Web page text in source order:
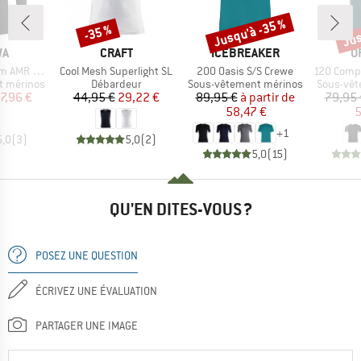
Zip Tee
mérinos
réduit
€
(3)
MARQUE
CRAFT
Article
Cool Mesh Superlight SL
Product group
Débardeur
Prix
44,95 €Prix réduit
29,22 €
5,0(2)
Remise
-35 %
MARQUE
ICEBREAKER
Article
200 Oasis S/S Crewe
Product group
Sous-vêtement mérinos
Prix
89,95 € Prix réduit
à partir de
58,47 €
+1
5,0(15)
Remise
Jusqu'à -35 %
Article
120 Comp
Product
Sous-
79,95
QU'EN DITES-VOUS ?
POSEZ UNE QUESTION
ÉCRIVEZ UNE ÉVALUATION
PARTAGER UNE IMAGE